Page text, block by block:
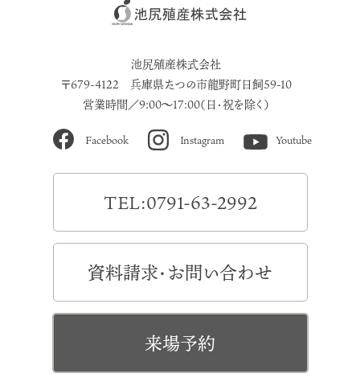
池尻殖産株式会社
〒679-4122 兵庫県たつの市龍野町日飼59-10
営業時間／9:00～17:00（日・祝を除く）
Facebook Instagram Youtube
TEL:0791-63-2992
資料請求・お問い合わせ
来場予約